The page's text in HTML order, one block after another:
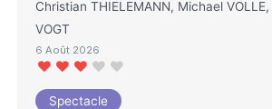
Christian THIELEMANN, Michael
VOGT
6 Août 2026
Spectacle